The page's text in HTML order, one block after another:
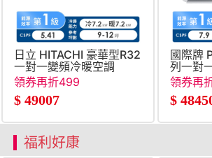
日立 HITACHI 豪華型R32
一對一變頻冷暖空調
領券再折499
$ 49007
國際牌
列一對
領券再
$
福利好康